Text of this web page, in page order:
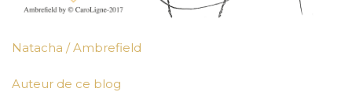
Natacha / Ambrefield
Auteur de ce blog